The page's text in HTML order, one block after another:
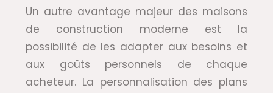
Un autre avantage majeur des maisons
de construction moderne est la
possibilité de les adapter aux besoins et
aux goûts personnels de chaque
acheteur. La personnalisation des plans